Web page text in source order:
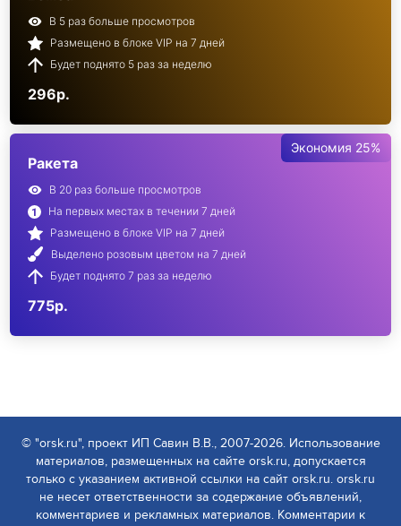
В 5 раз больше просмотров
Размещено в блоке VIP на 7 дней
Будет поднято 5 раз за неделю
296р.
Экономия 25%
Ракета
В 20 раз больше просмотров
На первых местах в течении 7 дней
Размещено в блоке VIP на 7 дней
Выделено розовым цветом на 7 дней
Будет поднято 7 раз за неделю
775р.
© "orsk.ru", проект ИП Савин В.В., 2007-2026. Использование
материалов, размещенных на сайте orsk.ru, допускается
только с указанием активной ссылки на сайт orsk.ru. orsk.ru
не несет ответственности за содержание объявлений,
комментариев и рекламных материалов. Комментарии к